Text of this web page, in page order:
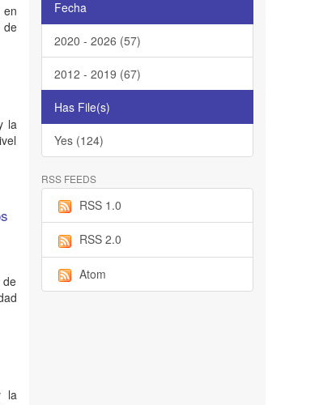
en
la
de
la
Fecha
2020 - 2026 (57)
2012 - 2019 (67)
Has File(s)
Yes (124)
RSS FEEDS
RSS 1.0
RSS 2.0
Atom